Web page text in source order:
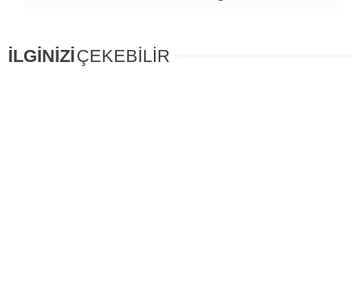
İLGİNİZİÇEKEBİLİR